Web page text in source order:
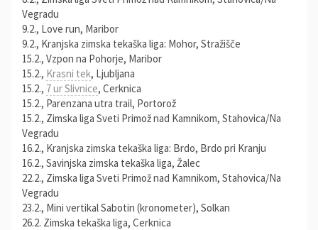
Vegradu
9.2., Love run, Maribor
9.2., Kranjska zimska tekaška liga: Mohor, Stražišče
15.2., Vzpon na Pohorje, Maribor
15.2., Krasni tek, Ljubljana
15.2., 7 ur Slivnice, Cerknica
15.2., Parenzana utra trail, Portorož
15.2., Zimska liga Sveti Primož nad Kamnikom, Stahovica/Na
Vegradu
16.2., Kranjska zimska tekaška liga: Brdo, Brdo pri Kranju
16.2., Savinjska zimska tekaška liga, Žalec
22.2., Zimska liga Sveti Primož nad Kamnikom, Stahovica/Na
Vegradu
23.2., Mini vertikal Sabotin (kronometer), Solkan
26.2. Zimska tekaška liga, Cerknica